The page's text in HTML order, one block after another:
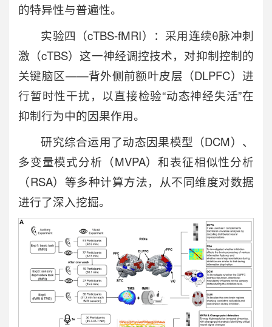
的特异性与普遍性。
实验四（cTBS-fMRI）：采用连续θ脉冲刺
激（cTBS）这一神经调控技术，对抑制控制的
关键脑区——背外侧前额叶皮层（DLPFC）进
行暂时性干扰，以直接检验“动态神经失活”在
抑制行为中的因果作用。
研究综合运用了动态因果模型（DCM）、
多变量模式分析（MVPA）和表征相似性分析
（RSA）等多种计算方法，从不同维度对数据
进行了深入挖掘。